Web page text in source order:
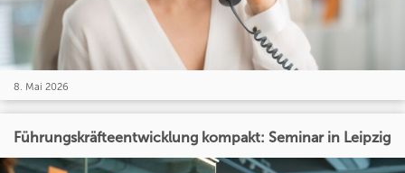
8. Mai 2026
Führungskräfteentwicklung kompakt: Seminar in Leipzig